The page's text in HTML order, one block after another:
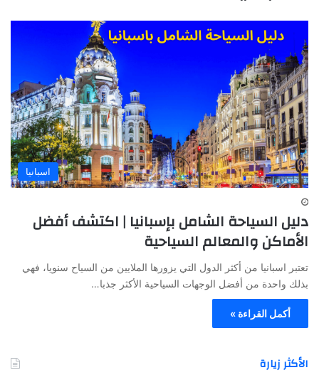
اسبانيا
دليل السياحة الشامل بإسبانيا | اكتشف أفضل
الأماكن والمعالم السياحية
تعتبر اسبانيا من أكثر الدول التي يزورها الملايين من السياح سنويا، فهي
بذلك واحدة من أفضل الوجهات السياحية الأكثر جذبا…
أكمل القراءة »
الأكثر زيارة